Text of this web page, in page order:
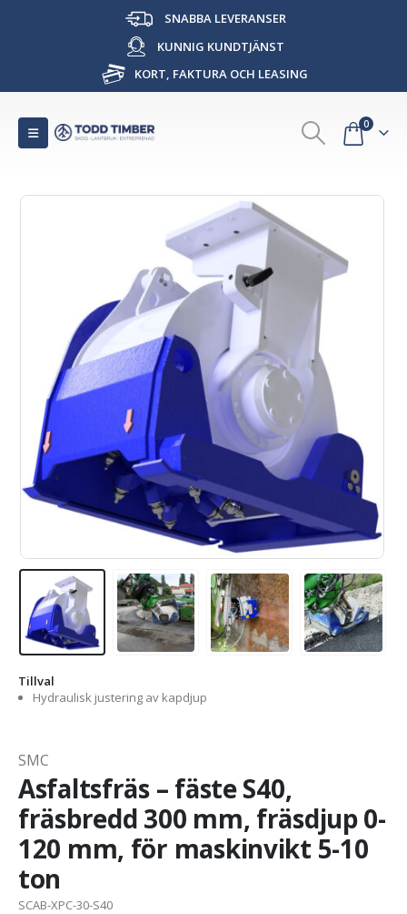
SNABBA LEVERANSER
KUNNIG KUNDTJÄNST
KORT, FAKTURA OCH LEASING
0
Tillval
Hydraulisk justering av kapdjup
SMC
Asfaltsfräs – fäste S40,
fräsbredd 300 mm, fräsdjup 0-
120 mm, för maskinvikt 5-10
ton
SCAB-XPC-30-S40